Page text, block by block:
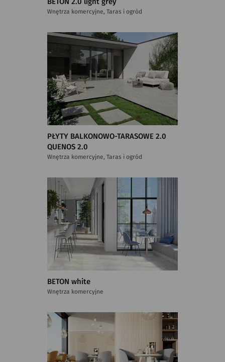
BETON 2.0 light grey
Wnętrza komercyjne, Taras i ogród
PŁYTY BALKONOWO-TARASOWE 2.0
QUENOS 2.0
Wnętrza komercyjne, Taras i ogród
BETON white
Wnętrza komercyjne